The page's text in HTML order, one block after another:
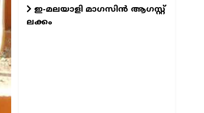
ഇ-മലയാളി മാഗസിൻ ആഗസ്റ്റ്
ലക്കം